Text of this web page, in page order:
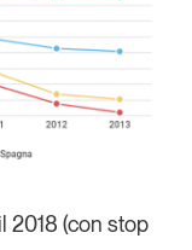
2018 (con stop